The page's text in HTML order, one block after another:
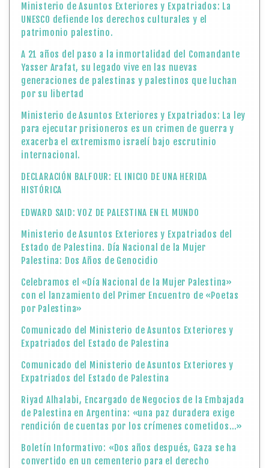
Ministerio de Asuntos Exteriores y Expatriados: La
UNESCO defiende los derechos culturales y el
patrimonio palestino.
A 21 años del paso a la inmortalidad del Comandante
Yasser Arafat, su legado vive en las nuevas
generaciones de palestinas y palestinos que luchan
por su libertad
Ministerio de Asuntos Exteriores y Expatriados: La ley
para ejecutar prisioneros es un crimen de guerra y
exacerba el extremismo israelí bajo escrutinio
internacional.
DECLARACIÓN BALFOUR: EL INICIO DE UNA HERIDA
HISTÓRICA
EDWARD SAID: VOZ DE PALESTINA EN EL MUNDO
Ministerio de Asuntos Exteriores y Expatriados del
Estado de Palestina. Día Nacional de la Mujer
Palestina: Dos Años de Genocidio
Celebramos el «Día Nacional de la Mujer Palestina»
con el lanzamiento del Primer Encuentro de «Poetas
por Palestina»
Comunicado del Ministerio de Asuntos Exteriores y
Expatriados del Estado de Palestina
Comunicado del Ministerio de Asuntos Exteriores y
Expatriados del Estado de Palestina
Riyad Alhalabi, Encargado de Negocios de la Embajada
de Palestina en Argentina: «una paz duradera exige
rendición de cuentas por los crímenes cometidos…»
Boletín Informativo: «Dos años después, Gaza se ha
convertido en un cementerio para el derecho